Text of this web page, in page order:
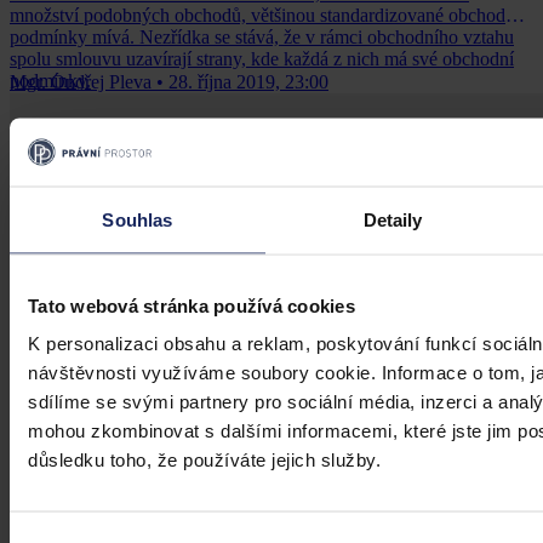
Souhlas Detaily
Tato webová stránka používá cookies
K personalizaci obsahu a reklam, poskytování funkcí
návštěvnosti využíváme soubory cookie. Informace o tom,
sdílíme se svými partnery pro sociální média, inzerci a
mohou zkombinovat s dalšími informacemi, které jste jim
důsledku toho, že používáte jejich služby.
množství podobných obchodů, většinou standardizované obchodní
podmínky mívá. Nezřídka se stává, že v rámci obchodního vztahu
spolu smlouvu uzavírají strany, kde každá z nich má své obchodní
podmínky.
Mgr. Ondřej Pleva • 28. října 2019, 23:00